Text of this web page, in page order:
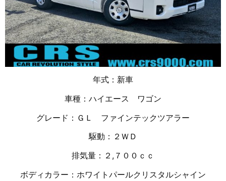
年式：新車
車種：ハイエース ワゴン
グレード：ＧＬ ファインテックツアラー
駆動：２ＷＤ
排気量：２,７００ｃｃ
ボディカラー：ホワイトパールクリスタルシャイン